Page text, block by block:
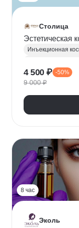
Столица
Эстетическая
Инъекционная
Аппаратная
Уход за кожей
4 500 ₽ -50%
9 000 ₽
8 час
Эколь